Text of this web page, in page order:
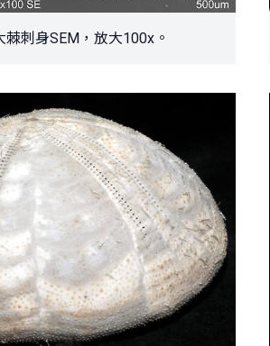
刺身SEM，放大100x。